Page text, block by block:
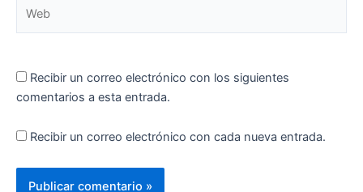
Recibir un correo electrónico con los siguientes
comentarios a esta entrada.
Recibir un correo electrónico con cada nueva entrada.